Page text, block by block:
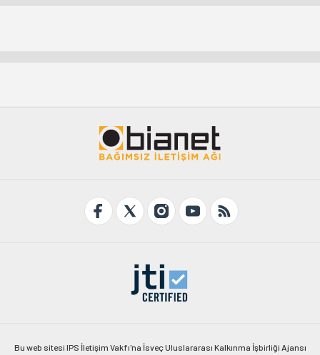
Bu web sitesi IPS İletişim Vakfı'na İsveç Uluslararası Kalkınma İşbirliği Ajansı